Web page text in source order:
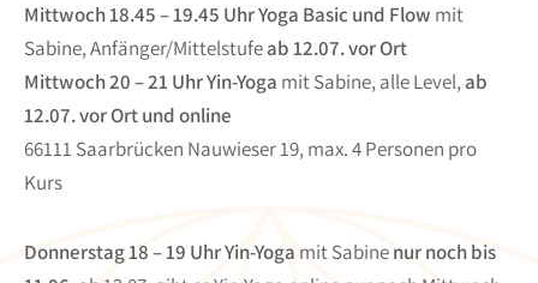
Mittwoch 18.45 – 19.45 Uhr Yoga Basic und Flow mit
Sabine, Anfänger/Mittelstufeab 12.07. vor Ort
Mittwoch 20 – 21 Uhr Yin-Yoga mit Sabine, alle Level,ab
12.07. vor Ort und online
66111 Saarbrücken Nauwieser 19, max. 4 Personen pro
Kurs
Donnerstag 18 – 19 Uhr Yin-Yoga mit Sabinenur noch bis